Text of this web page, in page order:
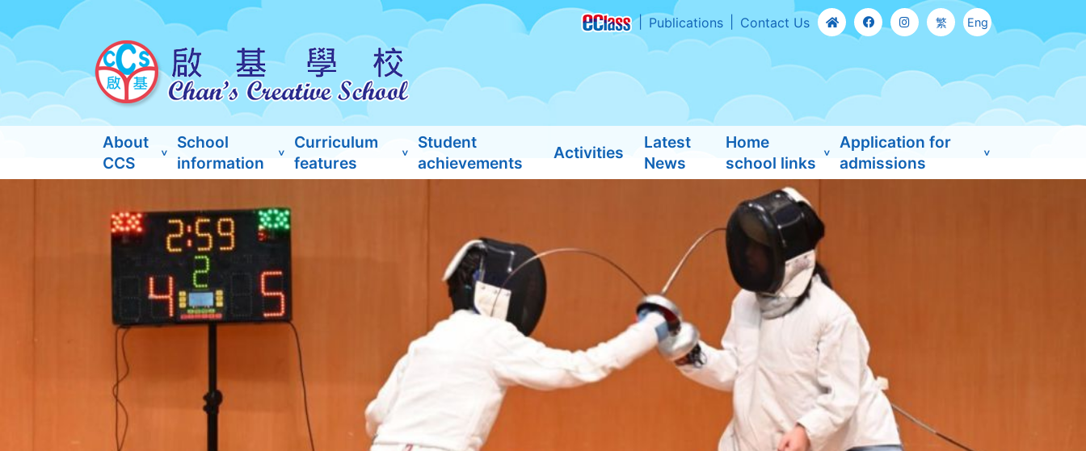
Publications Contact Us 繁 Eng
About
CCS
School
information
Curriculum
features
Student
achievements
Activities
Latest
News
Home
school links
Application for
admissions